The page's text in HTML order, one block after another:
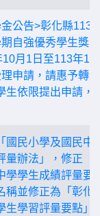
公告>彰化縣113
自強優秀學生獎
10月1日至113年10
申請，請惠予轉
生依限提出申請，
國民小學及國民中
量辦法」，修正「
學學生成績評量要
稱並修正為「彰化
生學習評量要點」